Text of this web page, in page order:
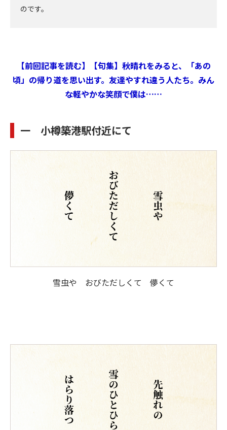
のです。
【前回記事を読む】【句集】秋晴れをみると、「あの
頃」の帰り道を思い出す。友達やすれ違う人たち。みん
な軽やかな笑顔で僕は……
一 小樽築港駅付近にて
雪虫や おびただしくて 儚くて